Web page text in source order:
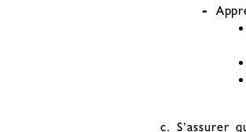
S’assurer